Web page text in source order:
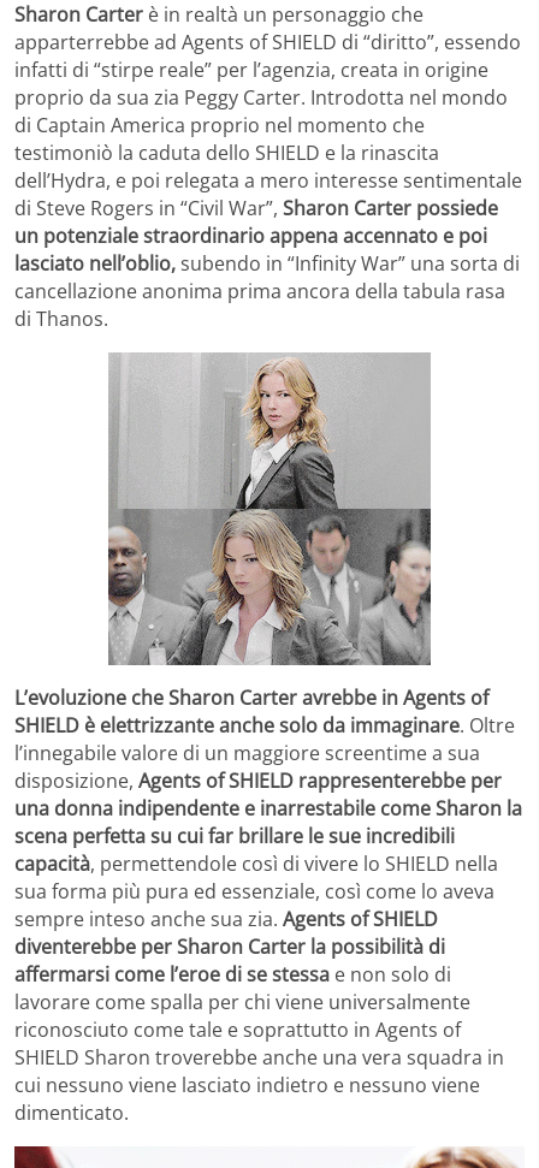
Sharon Carter è in realtà un personaggio che
apparterrebbe ad Agents of SHIELD di “diritto”, essendo
infatti di “stirpe reale” per l’agenzia, creata in origine
proprio da sua zia Peggy Carter. Introdotta nel mondo
di Captain America proprio nel momento che
testimoniò la caduta dello SHIELD e la rinascita
dell’Hydra, e poi relegata a mero interesse sentimentale
di Steve Rogers in “Civil War”, Sharon Carter possiede
un potenziale straordinario appena accennato e poi
lasciato nell’oblio,subendo in “Infinity War” una sorta di
cancellazione anonima prima ancora della tabula rasa
di Thanos.
L’evoluzione che Sharon Carter avrebbe in Agents of
SHIELD è elettrizzante anche solo da immaginare. Oltre
l’innegabile valore di un maggiore screentime a sua
disposizione, Agents of SHIELD rappresenterebbe per
una donna indipendente e inarrestabile come Sharon la
scena perfetta su cui far brillare le sue incredibili
capacità, permettendole così di vivere lo SHIELD nella
sua forma più pura ed essenziale, così come lo aveva
sempre inteso anche sua zia. Agents of SHIELD
diventerebbe per Sharon Carter la possibilità di
affermarsi come l’eroe di se stessa e non solo di
lavorare come spalla per chi viene universalmente
riconosciuto come tale e soprattutto in Agents of
SHIELD Sharon troverebbe anche una vera squadra in
cui nessuno viene lasciato indietro e nessuno viene
dimenticato.